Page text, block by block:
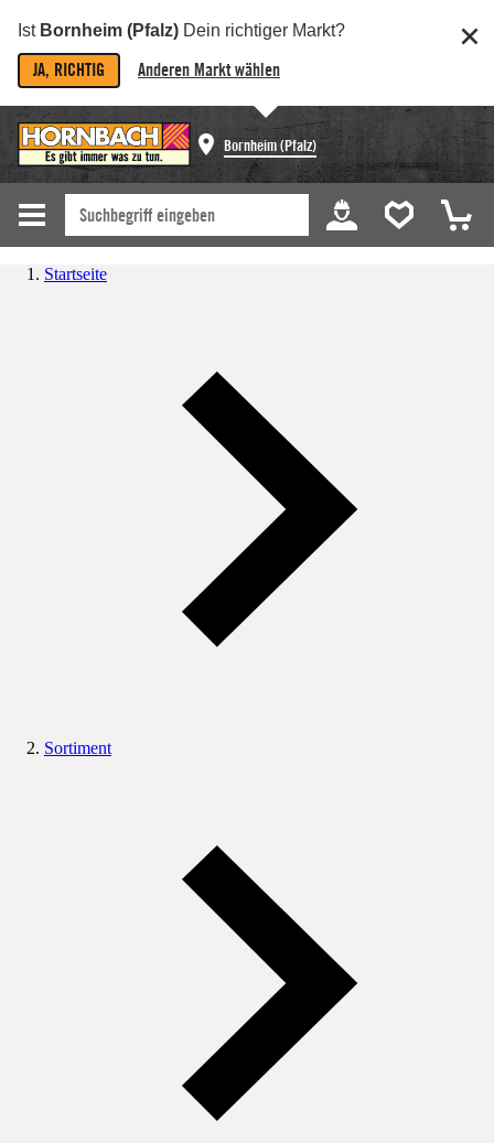
Ist Bornheim (Pfalz) Dein richtiger Markt?
JA, RICHTIG Anderen Markt wählen
Bornheim (Pfalz)
Startseite
Sortiment